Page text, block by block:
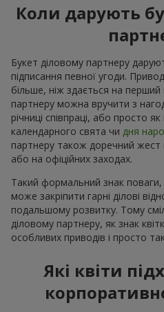
Коли дарують
Букет діловому партнеру
підписання певної угоди.
більше, ніж здається на перший
партнеру можна вручити з
річниці співпраці, або просто
календарного свята чи дня
партнеру також доречний жест
або на офіційних заходах.
Такий формальний знак
може закріпити гарні ділові
подальшому розвитку. Тому
діловому партнеру, як знак
особливих приводів і просто
Які квіти